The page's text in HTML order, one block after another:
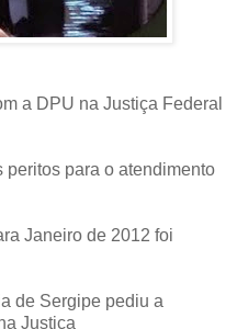
a DPU na Justiça Federal
peritos para o atendimento
Janeiro de 2012 foi
de Sergipe pediu a
Justiça